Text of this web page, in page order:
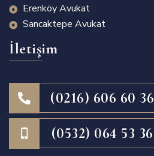
Erenköy Avukat
Sancaktepe Avukat
İletişim
(0216) 606 60 36
(0532) 064 53 36